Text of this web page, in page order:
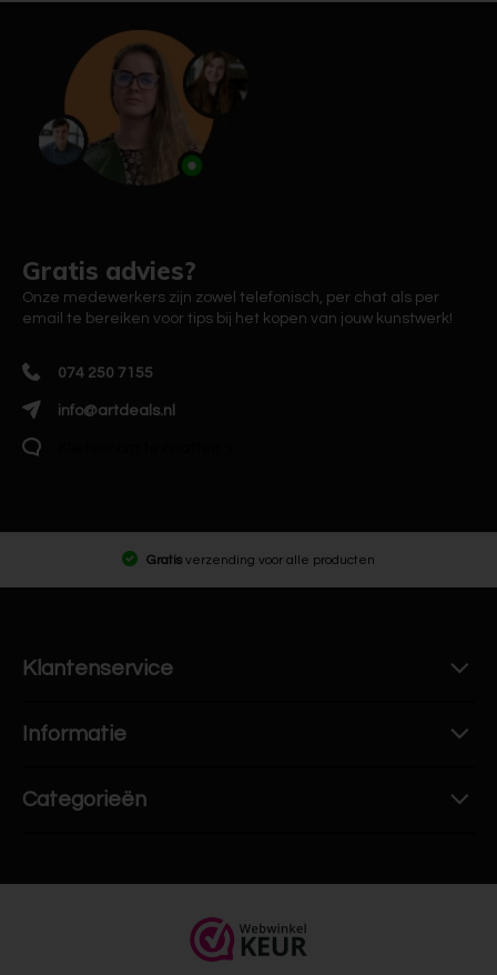
Gratis advies?
Onze medewerkers zijn zowel telefonisch, per chat als per
email te bereiken voor tips bij het kopen van jouw kunstwerk!
074 250 7155
info@artdeals.nl
Gratis verzending voor alle producten
Klantenservice
Informatie
Categorieën